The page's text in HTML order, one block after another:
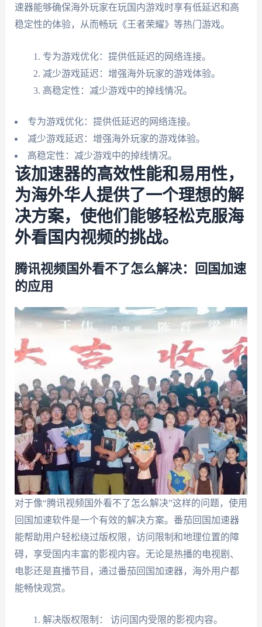
速器能够确保海外玩家在玩国内游戏时享有低延迟和高
稳定性的体验，从而畅玩《王者荣耀》等热门游戏。
专为游戏优化：提供低延迟的网络连接。
减少游戏延迟：增强海外玩家的游戏体验。
高稳定性：减少游戏中的掉线情况。
专为游戏优化：提供低延迟的网络连接。
减少游戏延迟：增强海外玩家的游戏体验。
高稳定性：减少游戏中的掉线情况。
该加速器的高效性能和易用性，
为海外华人提供了一个理想的解
决方案，使他们能够轻松克服海
外看国内视频的挑战。
腾讯视频国外看不了怎么解决：回国加速
的应用
对于像“腾讯视频国外看不了怎么解决”这样的问题，使用
回国加速软件是一个有效的解决方案。番茄回国加速器
能帮助用户轻松绕过版权限，访问限制和地理位置的障
碍，享受国内丰富的影视内容。无论是热播的电视剧、
电影还是直播节目，通过番茄回国加速器，海外用户都
能畅快观赏。
解决版权限制： 访问国内受限的影视内容。